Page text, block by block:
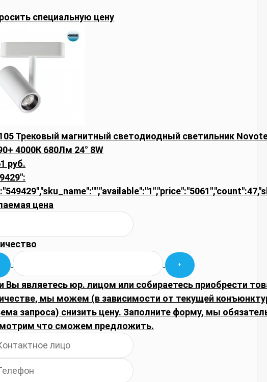
специальную цену
Трековый магнитный светодиодный светильник
4000К 680Лм 24° 8W
руб.
цена
Вы являетесь юр. лицом или собираетесь приобрести
мы можем (в зависимости от текущей
запроса) снизить цену. Заполните форму, мы
что сможем предложить.